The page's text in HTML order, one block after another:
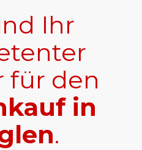
Ihr
für den
in
.